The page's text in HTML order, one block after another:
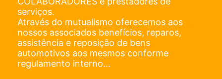
serviços.
Através do mutualismo oferecemos aos
nossos associados benefícios, reparos,
assistência e reposição de bens
automotivos aos mesmos conforme
regulamento interno…